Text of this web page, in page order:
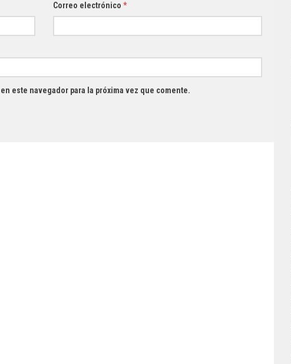
Correo electrónico *
este navegador para la próxima vez que comente.